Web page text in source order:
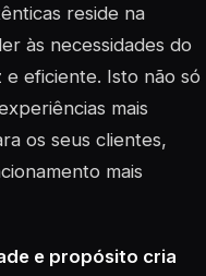
reside na
às necessidades do
eficiente. Isto não só
mais
os seus clientes,
mais
e propósito cria